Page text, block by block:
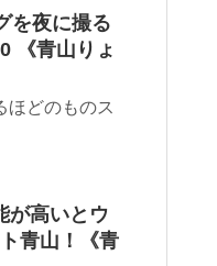
を夜に撮る
《青山りょ
ほどのものス
が高いとウ
青山！《青